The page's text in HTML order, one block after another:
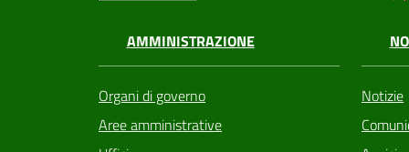
AMMINISTRAZIONE
Organi di governo
Aree amministrative
Notizie